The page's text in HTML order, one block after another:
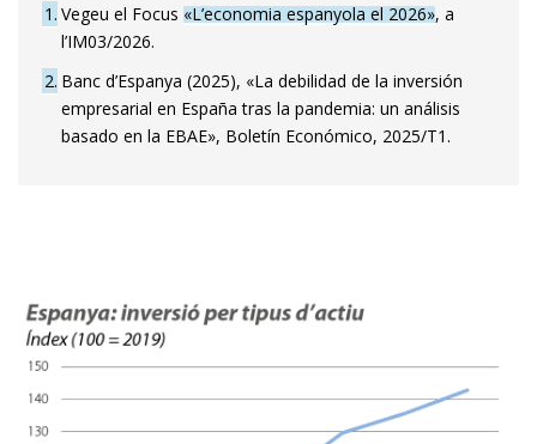
1 Vegeu el Focus «L’economia espanyola el 2026», a
l’IM03/2026.
2 Banc d’Espanya (2025), «La debilidad de la inversión
empresarial en España tras la pandemia: un análisis
basado en la EBAE», Boletín Económico, 2025/T1.